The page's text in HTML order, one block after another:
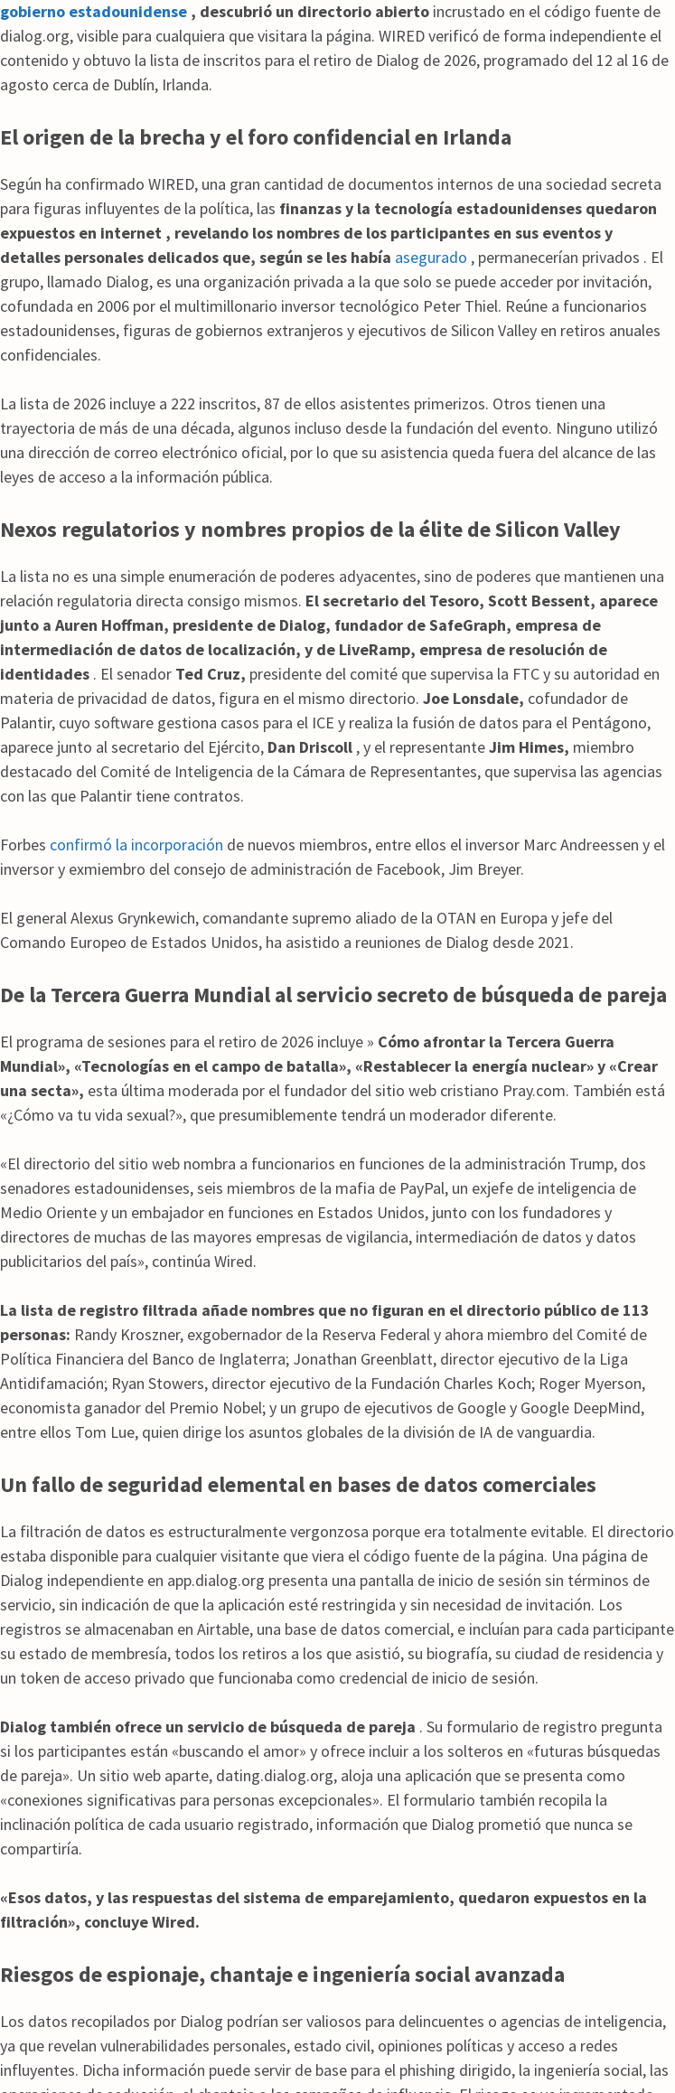
gobierno estadounidense , descubrió un directorio abierto incrustado en el código fuente de
dialog.org, visible para cualquiera que visitara la página. WIRED verificó de forma independiente el
contenido y obtuvo la lista de inscritos para el retiro de Dialog de 2026, programado del 12 al 16 de
agosto cerca de Dublín, Irlanda.
El origen de la brecha y el foro confidencial en Irlanda
Según ha confirmado WIRED, una gran cantidad de documentos internos de una sociedad secreta
para figuras influyentes de la política, las finanzas y la tecnología estadounidenses quedaron
expuestos en internet , revelando los nombres de los participantes en sus eventos y
detalles personales delicados que, según se les había asegurado , permanecerían privados . El
grupo, llamado Dialog, es una organización privada a la que solo se puede acceder por invitación,
cofundada en 2006 por el multimillonario inversor tecnológico Peter Thiel. Reúne a funcionarios
estadounidenses, figuras de gobiernos extranjeros y ejecutivos de Silicon Valley en retiros anuales
confidenciales.
La lista de 2026 incluye a 222 inscritos, 87 de ellos asistentes primerizos. Otros tienen una
trayectoria de más de una década, algunos incluso desde la fundación del evento. Ninguno utilizó
una dirección de correo electrónico oficial, por lo que su asistencia queda fuera del alcance de las
leyes de acceso a la información pública.
Nexos regulatorios y nombres propios de la élite de Silicon Valley
La lista no es una simple enumeración de poderes adyacentes, sino de poderes que mantienen una
relación regulatoria directa consigo mismos. El secretario del Tesoro, Scott Bessent, aparece
junto a Auren Hoffman, presidente de Dialog, fundador de SafeGraph, empresa de
intermediación de datos de localización, y de LiveRamp, empresa de resolución de
identidades . El senador Ted Cruz, presidente del comité que supervisa la FTC y su autoridad en
materia de privacidad de datos, figura en el mismo directorio. Joe Lonsdale, cofundador de
Palantir, cuyo software gestiona casos para el ICE y realiza la fusión de datos para el Pentágono,
aparece junto al secretario del Ejército, Dan Driscoll , y el representanteJim Himes, miembro
destacado del Comité de Inteligencia de la Cámara de Representantes, que supervisa las agencias
con las que Palantir tiene contratos.
Forbes confirmó la incorporación de nuevos miembros, entre ellos el inversor Marc Andreessen y el
inversor y exmiembro del consejo de administración de Facebook, Jim Breyer.
El general Alexus Grynkewich, comandante supremo aliado de la OTAN en Europa y jefe del
Comando Europeo de Estados Unidos, ha asistido a reuniones de Dialog desde 2021.
De la Tercera Guerra Mundial al servicio secreto de búsqueda de pareja
El programa de sesiones para el retiro de 2026 incluye » Cómo afrontar la Tercera Guerra
Mundial», «Tecnologías en el campo de batalla», «Restablecer la energía nuclear» y «Crear
una secta», esta última moderada por el fundador del sitio web cristiano Pray.com. También está
«¿Cómo va tu vida sexual?», que presumiblemente tendrá un moderador diferente.
«El directorio del sitio web nombra a funcionarios en funciones de la administración Trump, dos
senadores estadounidenses, seis miembros de la mafia de PayPal, un exjefe de inteligencia de
Medio Oriente y un embajador en funciones en Estados Unidos, junto con los fundadores y
directores de muchas de las mayores empresas de vigilancia, intermediación de datos y datos
publicitarios del país», continúa Wired.
La lista de registro filtrada añade nombres que no figuran en el directorio público de 113
personas: Randy Kroszner, exgobernador de la Reserva Federal y ahora miembro del Comité de
Política Financiera del Banco de Inglaterra; Jonathan Greenblatt, director ejecutivo de la Liga
Antidifamación; Ryan Stowers, director ejecutivo de la Fundación Charles Koch; Roger Myerson,
economista ganador del Premio Nobel; y un grupo de ejecutivos de Google y Google DeepMind,
entre ellos Tom Lue, quien dirige los asuntos globales de la división de IA de vanguardia.
Un fallo de seguridad elemental en bases de datos comerciales
La filtración de datos es estructuralmente vergonzosa porque era totalmente evitable. El directorio
estaba disponible para cualquier visitante que viera el código fuente de la página. Una página de
Dialog independiente en app.dialog.org presenta una pantalla de inicio de sesión sin términos de
servicio, sin indicación de que la aplicación esté restringida y sin necesidad de invitación. Los
registros se almacenaban en Airtable, una base de datos comercial, e incluían para cada participante
su estado de membresía, todos los retiros a los que asistió, su biografía, su ciudad de residencia y
un token de acceso privado que funcionaba como credencial de inicio de sesión.
Dialog también ofrece un servicio de búsqueda de pareja . Su formulario de registro pregunta
si los participantes están «buscando el amor» y ofrece incluir a los solteros en «futuras búsquedas
de pareja». Un sitio web aparte, dating.dialog.org, aloja una aplicación que se presenta como
«conexiones significativas para personas excepcionales». El formulario también recopila la
inclinación política de cada usuario registrado, información que Dialog prometió que nunca se
compartiría.
«Esos datos, y las respuestas del sistema de emparejamiento, quedaron expuestos en la
filtración», concluye Wired.
Riesgos de espionaje, chantaje e ingeniería social avanzada
Los datos recopilados por Dialog podrían ser valiosos para delincuentes o agencias de inteligencia,
ya que revelan vulnerabilidades personales, estado civil, opiniones políticas y acceso a redes
influyentes. Dicha información puede servir de base para el phishing dirigido, la ingeniería social, las